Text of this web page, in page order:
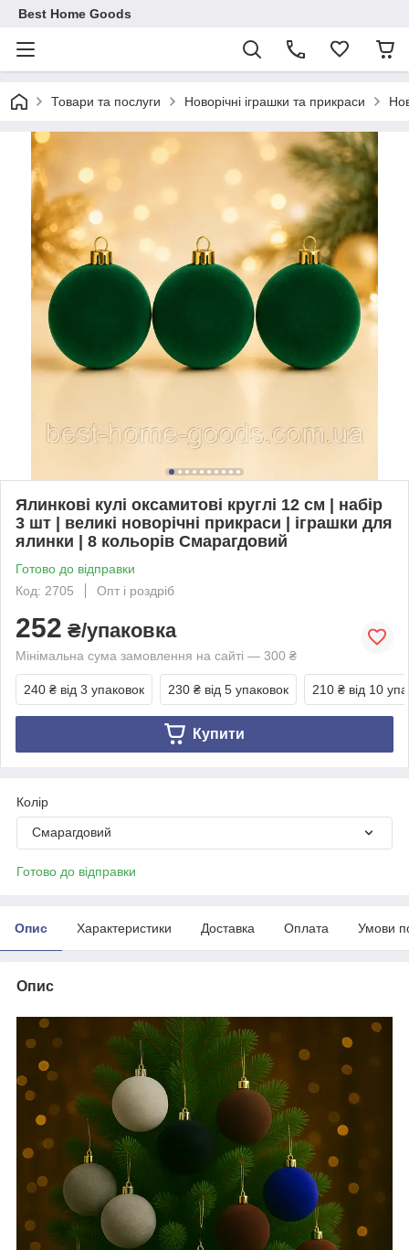
Best Home Goods
Товари та послуги Новорічні іграшки та прикраси
Ялинкові кулі оксамитові круглі 12 см | набір
3 шт | великі новорічні прикраси | іграшки для
ялинки | 8 кольорів Смарагдовий
Готово до відправки
Код: 2705
Опт і роздріб
252 ₴/упаковка
Мінімальна сума замовлення на сайті — 300 ₴
240 ₴ від 3 упаковок 230 ₴ від 5 упаковок 210 ₴ від 10
Купити
Колір
Смарагдовий
Готово до відправки
Опис Характеристики Доставка Оплата Умови
Опис